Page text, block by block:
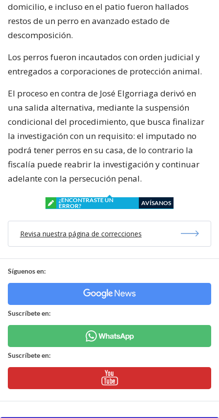
domicilio, e incluso en el patio fueron hallados
restos de un perro en avanzado estado de
descomposición.
Los perros fueron incautados con orden judicial y
entregados a corporaciones de protección animal.
El proceso en contra de José Elgorriaga derivó en
una salida alternativa, mediante la suspensión
condicional del procedimiento, que busca finalizar
la investigación con un requisito: el imputado no
podrá tener perros en su casa, de lo contrario la
fiscalía puede reabrir la investigación y continuar
adelante con la persecución penal.
¿ENCONTRASTE UN
ERROR?
AVÍSANOS
Revisa nuestra página de correcciones
Síguenos en:
Suscríbete en:
Suscríbete en: